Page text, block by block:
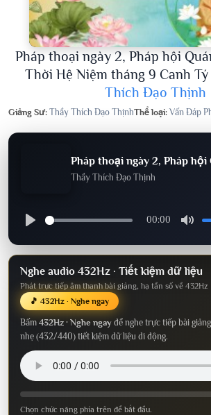
Pháp thoại ngày 2, Pháp hội
Thời Hệ Niệm tháng 9 Canh
Thích Đạo Thịnh
Giảng Sư: Thầy Thích Đạo ThịnhThể loại: Vấn Đáp
Thầy Thích Đạo Thịnh
00:00
Nghe audio 432Hz · Tiết kiệm dữ liệu
Phát trực tiếp âm thanh bài giảng, hạ tần số về 432Hz
🎵 432Hz · Nghe ngay
Bấm 432Hz · Nghe ngay để nghe trực tiếp bài
nhẹ (432/440) tiết kiệm dữ liệu di động.
Chọn chức năng phía trên để bắt đầu.